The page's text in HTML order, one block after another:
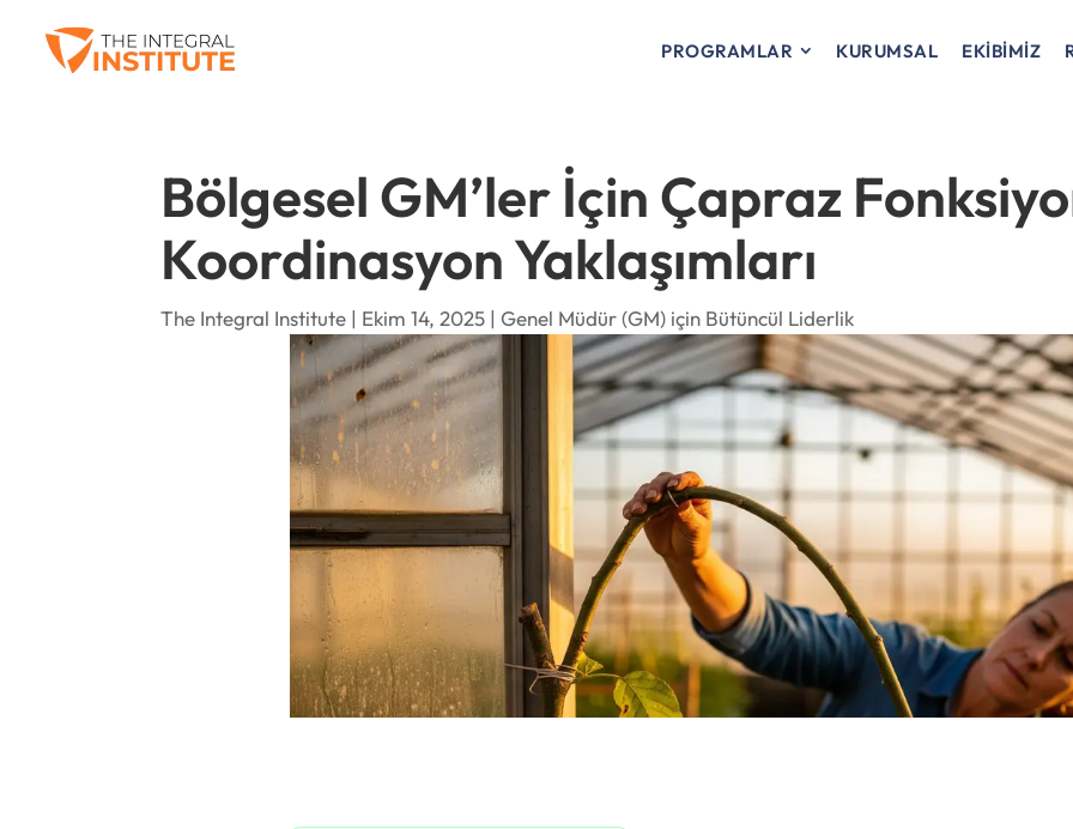
PROGRAMLAR KURUMSAL EKİBİMİZ
Bölgesel GM’ler İçin Çapraz
Koordinasyon Yaklaşımları
The Integral Institute | Ekim 14, 2025 |Genel Müdür (GM) için Bütüncül Liderlik